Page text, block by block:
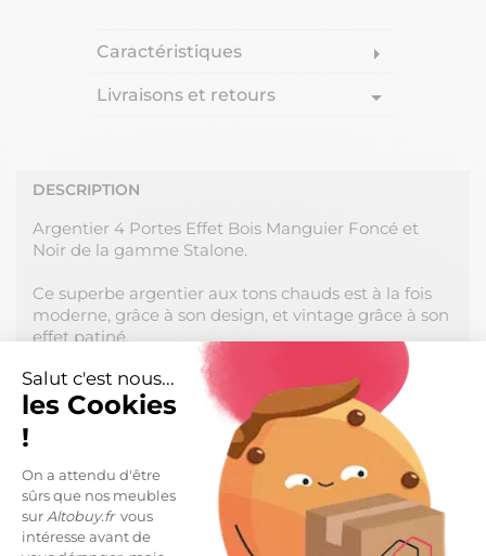
Salut c'est nous...
les Cookies
!
On a attendu d'être
sûrs que nos meubles
surAltobuy.frvous
intéresse avant de
Caractéristiques arrow_right
Livraisons et retours arrow_drop_down
DESCRIPTION
Argentier 4 Portes Effet Bois Manguier Foncé et
Noir de la gamme Stalone.
Ce superbe argentier aux tons chauds est à la fois
moderne, grâce à son design, et vintage grâce à son
effet patiné.
Cet argentier vous offre une grande capacité de
rangement, et sa partie vitrée et éclairée met en
valeur vos objets déco préférés.
Structure en panneaux de particules.
Revêtement papier décor imitation manguier.
Dimensions : 120 x 45 x H170cm.